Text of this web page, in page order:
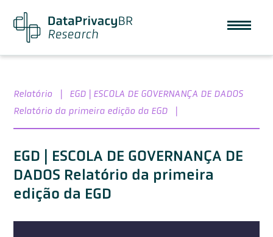
Relatório |
EGD | ESCOLA DE GOVERNANÇA DE DADOS
Relatório da primeira edição da EGD
|
EGD | ESCOLA DE GOVERNANÇA DE
DADOS Relatório da primeira
edição da EGD